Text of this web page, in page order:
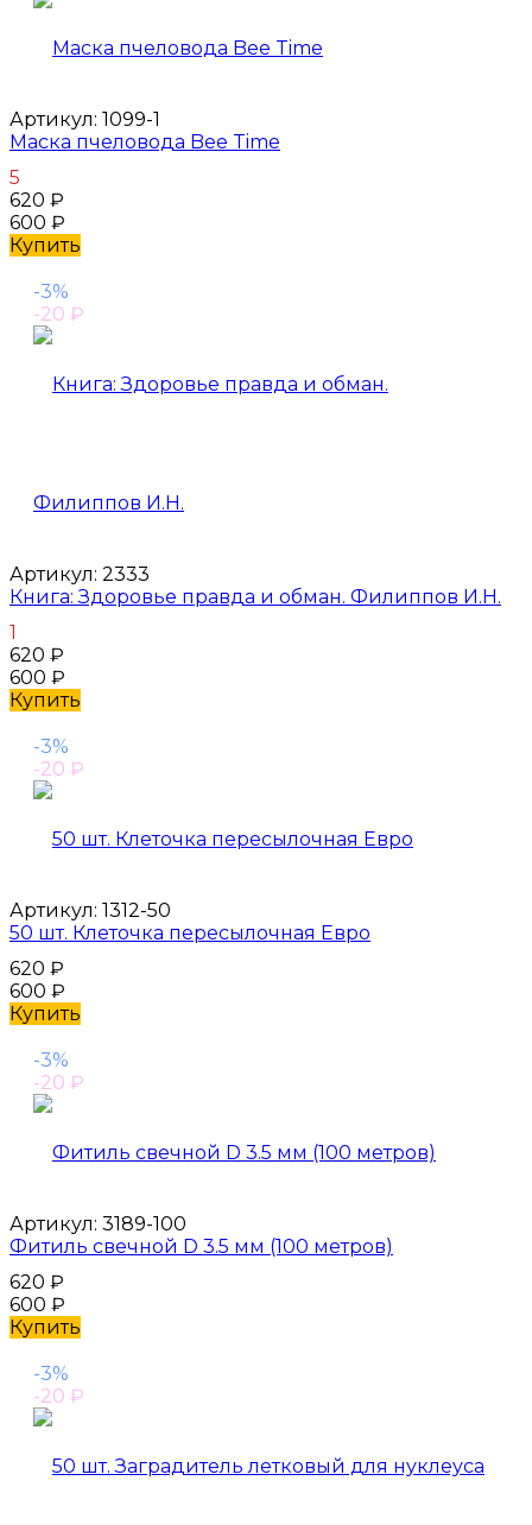
Артикул: 1099-1
Маска пчеловода Bee Time
5
620 ₽
600 ₽
Купить
-3%
-20 ₽
Артикул: 2333
Книга: Здоровье правда и обман. Филиппов И.Н.
1
620 ₽
600 ₽
Купить
-3%
-20 ₽
Артикул: 1312-50
50 шт. Клеточка пересылочная Евро
620 ₽
600 ₽
Купить
-3%
-20 ₽
Артикул: 3189-100
Фитиль свечной D 3.5 мм (100 метров)
620 ₽
600 ₽
Купить
-3%
-20 ₽